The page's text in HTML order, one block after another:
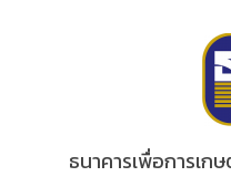
ธนาคารเพื่อการเก